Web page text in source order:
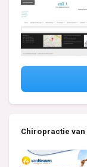
Chiropractie van